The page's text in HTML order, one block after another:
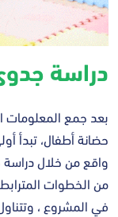
دراسة
بعد جمع المعلومات
حضانة أطفال، تبدأ
واقع من خلال
من الخطوات
في المشروع ،